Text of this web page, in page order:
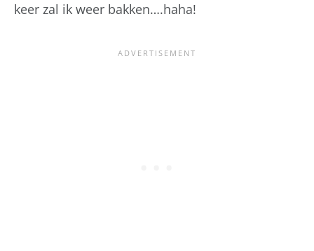
keer zal ik weer bakken….haha!